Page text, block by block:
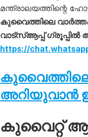
മന്ത്രാലയത്തിന്റെ
കുവൈത്തിലെ
വാട്സ്ആപ്പ് ഗ്രൂപ്പിൽ
https://
അറിയുവാൻ
കുവൈറ്റ്